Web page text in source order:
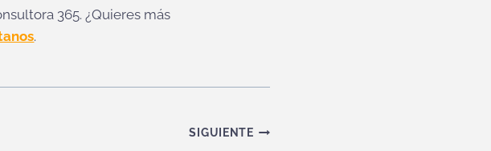
365. ¿Quieres más
.
SIGUIENTE